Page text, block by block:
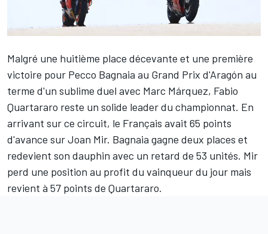
Malgré une huitième place décevante et une première
victoire pour Pecco Bagnaia au Grand Prix d'Aragón au
terme d'un sublime duel avec Marc Márquez, Fabio
Quartararo reste un solide leader du championnat. En
arrivant sur ce circuit, le Français avait 65 points
d'avance sur Joan Mir. Bagnaia gagne deux places et
redevient son dauphin avec un retard de 53 unités. Mir
perd une position au profit du vainqueur du jour mais
revient à 57 points de Quartararo.